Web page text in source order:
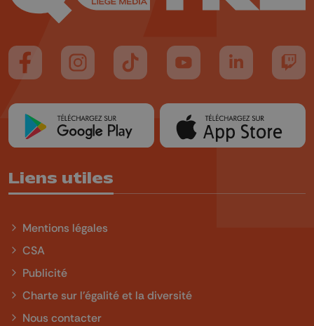
Suivez-nous sur FaceBook
Suivez-nous sur Instagram
Suivez-nous sur TikTok
Suivez-nous sur YouTube
Suivez-nous
Liens utiles
Mentions légales
CSA
Publicité
Charte sur l'égalité et la diversité
Nous contacter